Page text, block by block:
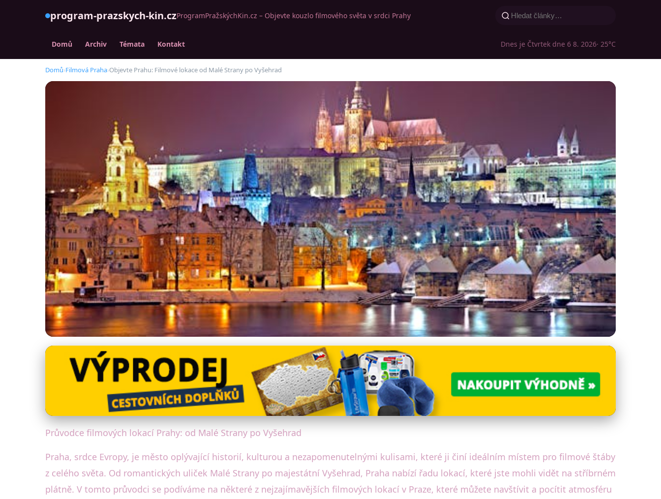
program-prazskych-kin.czProgramPražskýchKin.cz – Objevte kouzlo filmového světa v srdci Prahy
Domů Archiv Témata Kontakt Dnes je Čtvrtek dne 6 8. 2026· 25°C
Domů›Filmová Praha›Objevte Prahu: Filmové lokace od Malé Strany po Vyšehrad
Filmová Praha
Objevte Prahu: Filmové lokace od Malé Strany po Vyšehrad
· 4 min čtení · Autor: David Jelínek
Průvodce filmových lokací Prahy: od Malé Strany po Vyšehrad
Praha, srdce Evropy, je město oplývající historií, kulturou a nezapomenutelnými kulisami, které ji činí ideálním místem pro filmové štáby
z celého světa. Od romantických uliček Malé Strany po majestátní Vyšehrad, Praha nabízí řadu lokací, které jste mohli vidět na stříbrném
plátně. V tomto průvodci se podíváme na některé z nejzajímavějších filmových lokací v Praze, které můžete navštívit a pocítit atmosféru